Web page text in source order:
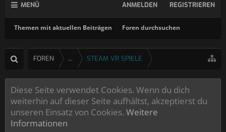
MENÜ
Themen mit aktuellen Beiträgen Foren durchsuchen
ANMELDEN REGISTRIEREN
FOREN ... STEAM VR SPIELE
Diese Seite verwendet Cookies. Wenn du dich
weiterhin auf dieser Seite aufhältst, akzeptierst du
unseren Einsatz von Cookies. Weitere
Informationen